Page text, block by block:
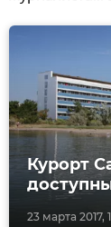
23 марта 2017,
Курорт